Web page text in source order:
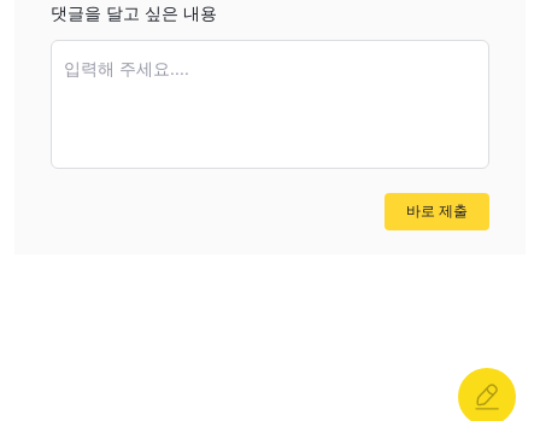
댓글을 달고 싶은 내용
입력해 주세요....
바로 제출